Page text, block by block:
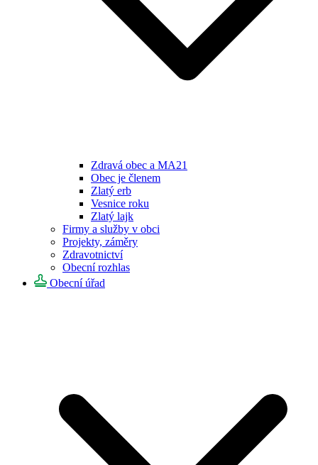
Zdravá obec a MA21
Obec je členem
Zlatý erb
Vesnice roku
Zlatý lajk
Firmy a služby v obci
Projekty, záměry
Zdravotnictví
Obecní rozhlas
Obecní úřad